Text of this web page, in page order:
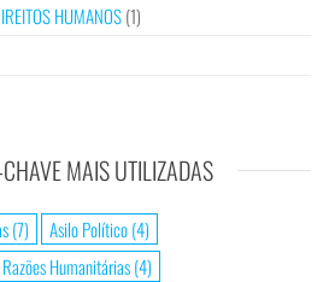
HUMANOS(1)
MAIS UTILIZADAS
(7) Asilo Político(4)
Humanitárias(4)